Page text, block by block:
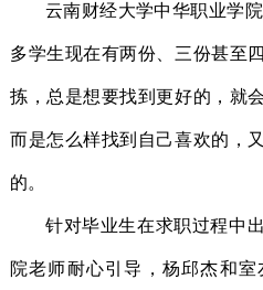
云南财经大学中华职业学
多学生现在有两份、三份甚至
拣，总是想要找到更好的，就
而是怎么样找到自己喜欢的，
的。
针对毕业生在求职过程中
院老师耐心引导，杨邱杰和